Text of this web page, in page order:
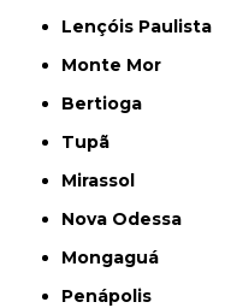
Lençóis Paulista
Monte Mor
Bertioga
Tupã
Mirassol
Nova Odessa
Mongaguá
Penápolis